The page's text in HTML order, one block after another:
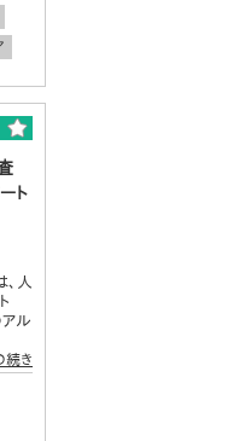
ト
、人
アル
続き